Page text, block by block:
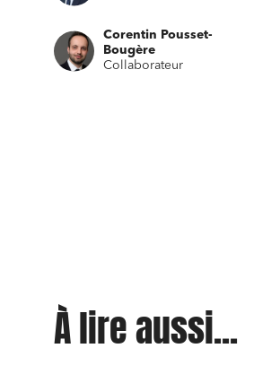
Corentin Pousset-
Bougère
Collaborateur
À lire aussi...